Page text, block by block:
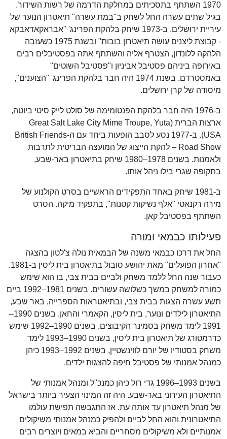
1970 השתתף בתסכיתים במחלקת הדרמה של רשות השידור.
בגיל שתים עשרה החל לשחק ב"במת עשרה" תיאטרון הנוער של
עיריית ירושלים. ב-1973 שיחק בלהקת הפרינג' "אבראקאדאבקא
- קבוצת ליצנים עושה תיאטרון בובות" ובשנת 1975 כשעזבה
הלהקה ללונדון, הצטרף אליה והשתתף אתה בפסטיבלים רבים
באירופה ביניהם פסטיבל אביניון ו"פסטיבל השוטים"
באמסטרדם. בשנת 1974 היה חבר בלהקת הפרינג' "הצוענים",
מיסודה של קרן ירושלים.
ב-1976 היה חבר בלהקת הפנטומימה של סולט לייק סיטי ביוטה,
ארצות הברית (Great Salt Lake City Mime Troupe, Yuta
USA). ב-1977 נסע לסבב הופעות ביחד עם ה-British Friends
Road Show – להקת הייצוג של המועצה הבריטית לתרבות
ולאמנות. בשנים 1978–1980 שיחק בתיאטרון באר-שבע,
בתקופה שגרי בילו ניהל אותו.
ב-1981 שיחק באחד התפקידים הראשיים בסרט הקולנוע של
מירה רקנאטי "אלף נשיקות קטנות", בתפקיד מיקה. הסרט
השתתף בפסטיבל קאן.
פעילותו כבמאי ומורה
החל את דרכו כבמאי משנה של הבמאית נולה צ'לטון בהצגה
"אחרון הפועלים" מאת יהושע סובול בתיאטרון בית ליסין ב-1981.
כעבור שנה החל ללמד משחק ולביים בבית צבי, בו הוא שימש
כמורה למשחק במשך כשלושה עשורים. בשנים 1981–1992 ביים
תשע עשרה הצגות בבית צבי, ובתיאטראות הספרייה, באר שבע,
התיאטרון לילדים ונוער, בית ליסין, הקאמרי והחאן. בשנים 1990–
1991 לימד משחק בסמינר הקיבוצים, בשנים 1990–1992 שימש
כדרמטורג של תיאטרון בית ליסין, בשנים 1990–1993 לימד
משחק בסטודיו של יורם לווינשטיין, בשנים 1992–1993 כיהן
כמנהל אמנותי של פסטיבל חיפה להצגות ילדים.
בשנים 1993–1996 גדי רול כיהן כמנכ"ל ומנהל אמנותי של
התיאטרון העירוני באר-שבע. היה זה המינוי הצעיר ביותר בישראל
של מנהל תיאטרון עד אותה עת. אז התגבשה תפישת עולמו
התיאטרונית והוא החל לביים ולהפיק כמנהל אמנותי משיקולים
אמנותיים ולא משיקולים מסחריים והביא במאים ויוצרים רבים